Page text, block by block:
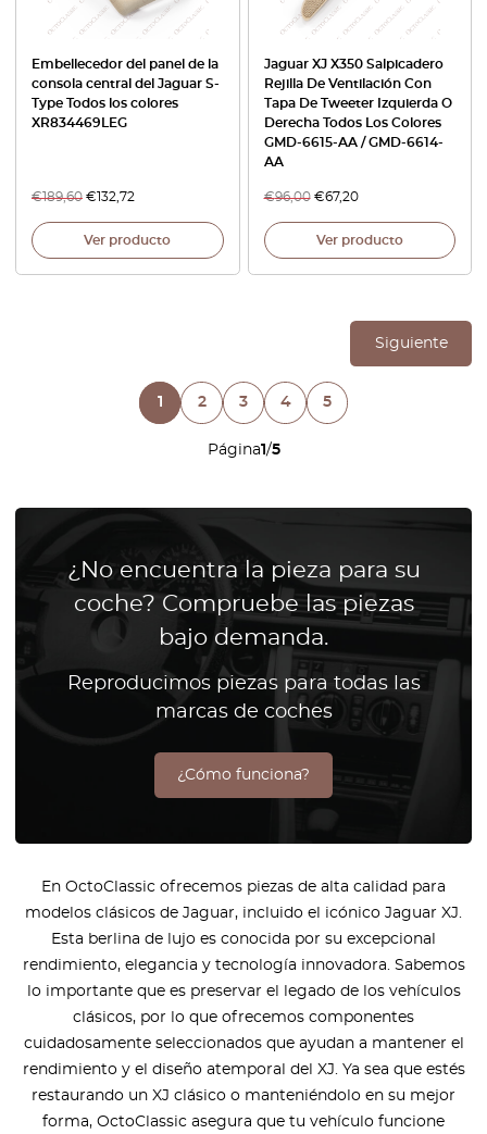
Embellecedor del panel de la
consola central del Jaguar S-
Type Todos los colores
XR834469LEG
€189,60 €132,72
Ver producto
Jaguar XJ X350 Salpicadero
Rejilla De Ventilación Con
Tapa De Tweeter Izquierda O
Derecha Todos Los Colores
GMD-6615-AA / GMD-6614-
AA
€96,00 €67,20
Ver producto
Página1/5
Siguiente
1 2 3 4 5
¿No encuentra la pieza para su
coche? Compruebe las piezas
bajo demanda.
Reproducimos piezas para todas las
marcas de coches
¿Cómo funciona?
En OctoClassic ofrecemos piezas de alta calidad para
modelos clásicos de Jaguar, incluido el icónico Jaguar XJ.
Esta berlina de lujo es conocida por su excepcional
rendimiento, elegancia y tecnología innovadora. Sabemos
lo importante que es preservar el legado de los vehículos
clásicos, por lo que ofrecemos componentes
cuidadosamente seleccionados que ayudan a mantener el
rendimiento y el diseño atemporal del XJ. Ya sea que estés
restaurando un XJ clásico o manteniéndolo en su mejor
forma, OctoClassic asegura que tu vehículo funcione